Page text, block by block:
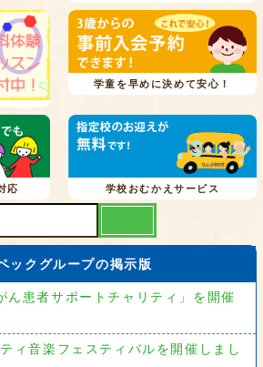
学童を早めに決めて安心！
応 学校おむかえサービス
ックグループの掲示版
ん患者サポートチャリティ」を開催
ィ音楽フェスティバルを開催しまし